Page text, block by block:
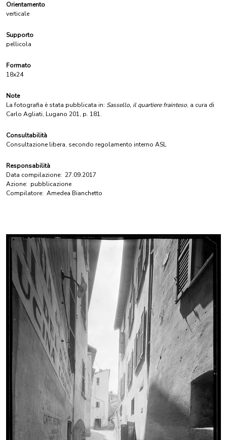
Orientamento
verticale
Supporto
pellicola
Formato
18x24
Note
La fotografia è stata pubblicata in: Sassello, il quartiere frainteso, a cura di
Carlo Agliati, Lugano 201, p. 181.
Consultabilità
Consultazione libera, secondo regolamento interno ASL
Responsabilità
Data compilazione: 27.09.2017
Azione: pubblicazione
Compilatore: Amedea Bianchetto